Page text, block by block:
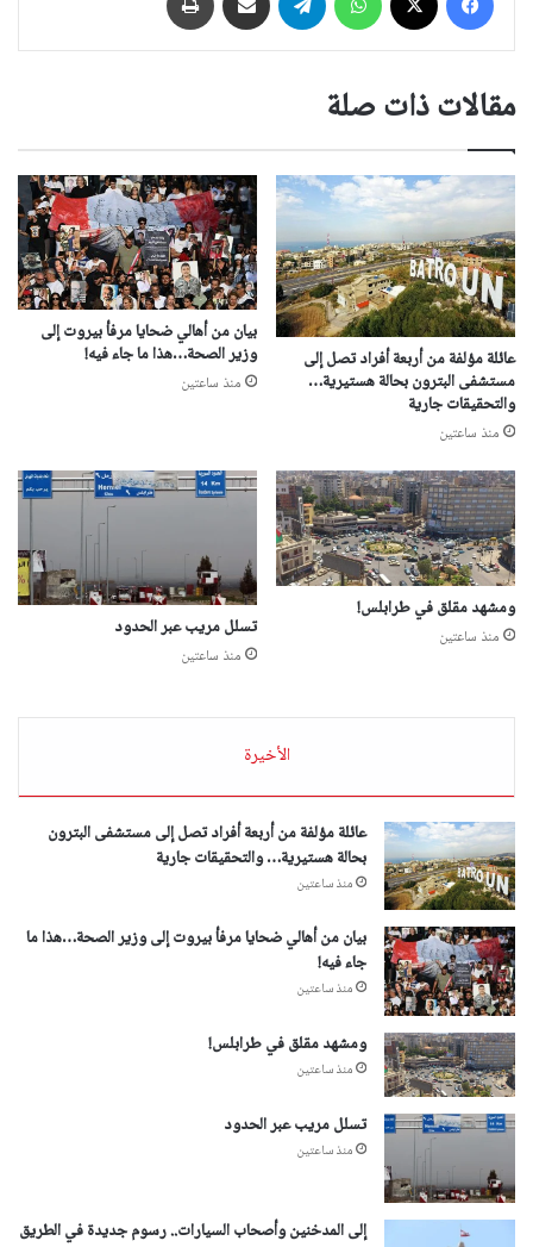
مقالات ذات صلة
عائلة مؤلفة من أربعة أفراد تصل إلى
مستشفى البترون بحالة هستيرية…
والتحقيقات جارية
منذ ساعتين
بيان من أهالي ضحايا مرفأ بيروت إلى
وزير الصحة…هذا ما جاء فيه!
منذ ساعتين
ومشهد مقلق في طرابلس!
منذ ساعتين تسلل مريب عبر الحدود
منذ ساعتين
الأخيرة
عائلة مؤلفة من أربعة أفراد تصل إلى مستشفى البترون
بحالة هستيرية… والتحقيقات جارية
منذ ساعتين
بيان من أهالي ضحايا مرفأ بيروت إلى وزير الصحة…هذا ما
جاء فيه!
منذ ساعتين
ومشهد مقلق في طرابلس!
منذ ساعتين
تسلل مريب عبر الحدود
منذ ساعتين
إلى المدخنين وأصحاب السيارات.. رسوم جديدة في الطريق